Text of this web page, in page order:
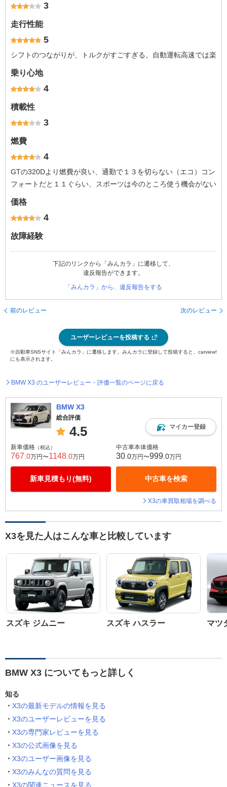
3
走行性能
5
シフトのつながりが、トルクがすごすぎる。自動運転高速では楽
乗り心地
4
積載性
3
燃費
4
GTの320Dより燃費が良い、通勤で１３を切らない（エコ）コン
フォートだと１１ぐらい、スポーツは今のところ使う機会がない
価格
4
故障経験
下記のリンクから「みんカラ」に遷移して、
違反報告ができます。
「みんカラ」から、違反報告をする
前のレビュー 次のレビュー
ユーザーレビューを投稿する
※自動車SNSサイト「みんカラ」に遷移します。みんカラに登録して投稿すると、carview!
にも表示されます。
BMW X3 のユーザーレビュー・評価一覧のページに戻る
BMW X3
総合評価
4.5 マイカー登録
新車価格 （税込）
767 .0万円〜1148 .0万円
新車見積もり(無料)
中古車本体価格
30 .0万円〜999 .0万円
中古車を検索
X3の車買取相場を調べる
X3を見た人はこんな車と比較しています
スズキ ジムニー スズキ ハスラー マツ
BMW X3 についてもっと詳しく
知る
X3の最新モデルの情報を見る
X3のユーザーレビューを見る
X3の専門家レビューを見る
X3の公式画像を見る
X3のユーザー画像を見る
X3のみんなの質問を見る
X3の関連ニュースを見る